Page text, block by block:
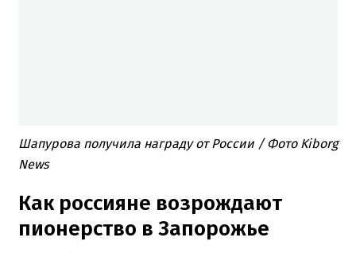
Шапурова получила награду от России / Фото Kiborg
News
Как россияне возрождают
пионерство в Запорожье